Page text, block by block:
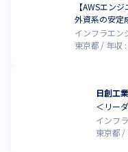
【AWSエン
外資系の安定
インフラエン
東京都
年収 :
日創工
＜リー
インフ
東京都